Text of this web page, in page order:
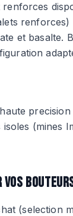
et basalte.
precision
(mines
(selection